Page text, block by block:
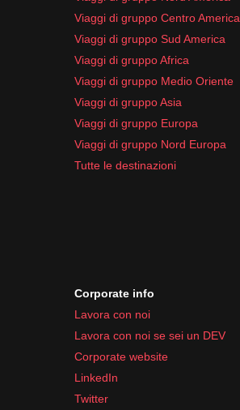
Viaggi di gruppo Centro America
Viaggi di gruppo Sud America
Viaggi di gruppo Africa
Viaggi di gruppo Medio Oriente
Viaggi di gruppo Asia
Viaggi di gruppo Europa
Viaggi di gruppo Nord Europa
Tutte le destinazioni
Corporate info
Lavora con noi
Lavora con noi se sei un DEV
Corporate website
LinkedIn
Twitter